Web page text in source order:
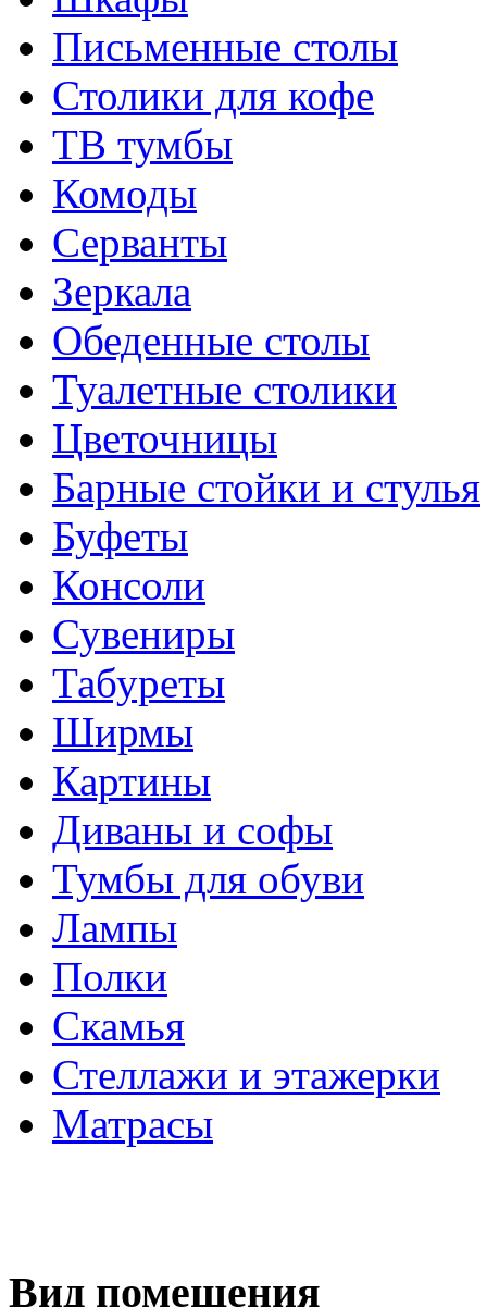
Письменные столы
Столики для кофе
ТВ тумбы
Комоды
Серванты
Зеркала
Обеденные столы
Туалетные столики
Цветочницы
Барные стойки и стулья
Буфеты
Консоли
Сувениры
Табуреты
Ширмы
Картины
Диваны и софы
Тумбы для обуви
Лампы
Полки
Скамья
Стеллажи и этажерки
Матрасы
Вид помещения